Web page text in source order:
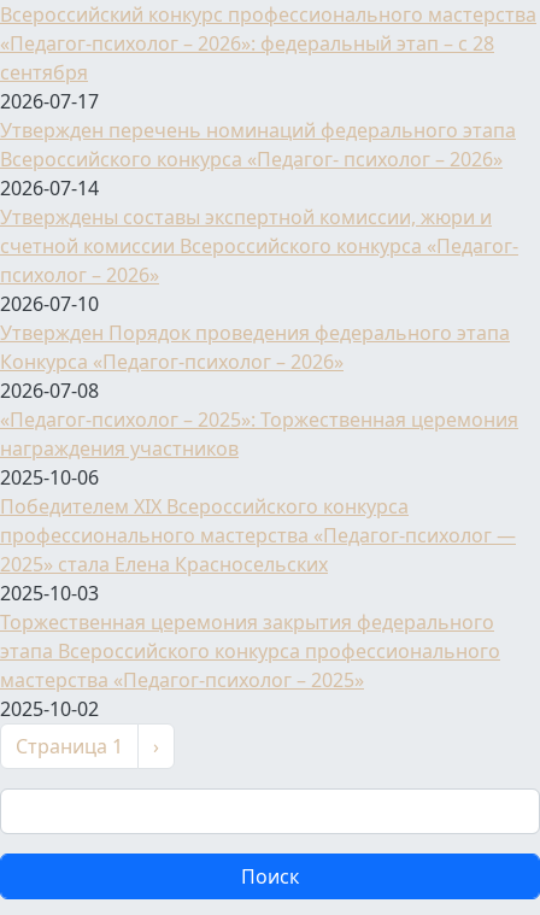
Всероссийский конкурс профессионального мастерства
«Педагог-психолог – 2026»: федеральный этап – с 28
сентября
2026-07-17
Утвержден перечень номинаций федерального этапа
Всероссийского конкурса «Педагог- психолог – 2026»
2026-07-14
Утверждены составы экспертной комиссии, жюри и
счетной комиссии Всероссийского конкурса «Педагог-
психолог – 2026»
2026-07-10
Утвержден Порядок проведения федерального этапа
Конкурса «Педагог-психолог – 2026»
2026-07-08
«Педагог-психолог – 2025»: Торжественная церемония
награждения участников
2025-10-06
Победителем XIX Всероссийского конкурса
профессионального мастерства «Педагог-психолог —
2025» стала Елена Красносельских
2025-10-03
Торжественная церемония закрытия федерального
этапа Всероссийского конкурса профессионального
мастерства «Педагог-психолог – 2025»
2025-10-02
Нумерация страниц
Страница 1 Следующая страница
›
Поиск